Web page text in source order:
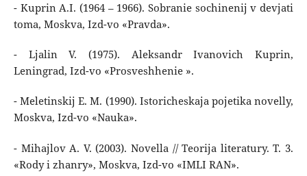
- Kuprin A.I. (1964 – 1966). Sobranie sochinenij v devjati
toma, Moskva, Izd-vo «Pravda».
- Ljalin V. (1975). Aleksandr Ivanovich Kuprin,
Leningrad, Izd-vo «Prosveshhenie ».
- Meletinskij E. M. (1990). Istoricheskaja pojetika novelly,
Moskva, Izd-vo «Nauka».
- Mihajlov A. V. (2003). Novella // Teorija literatury. T. 3.
«Rody i zhanry», Moskva, Izd-vo «IMLI RAN».